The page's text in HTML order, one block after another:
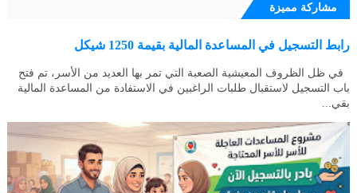
مشاركة مميزة
رابط التسجيل في المساعدة المالية بقيمة 1250 شيكل
في ظل الظروف المعيشية الصعبة التي تمر بها العديد من الأسر، تم فتح
باب التسجيل لاستقبال طلبات الراغبين في الاستفادة من المساعدة المالية
بقي...